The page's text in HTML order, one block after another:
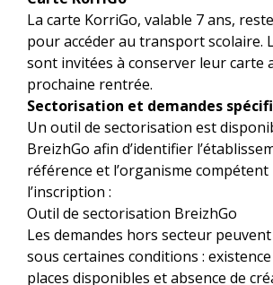
La carte KorriGo, valable 7 ans,
pour accéder au transport scolaire.
sont invitées à conserver leur carte
prochaine rentrée.
Sectorisation et demandes
Un outil de sectorisation est
BreizhGo afin d’identifier
référence et l’organisme
l’inscription :
Outil de sectorisation BreizhGo
Les demandes hors secteur
sous certaines conditions :
places disponibles et absence de